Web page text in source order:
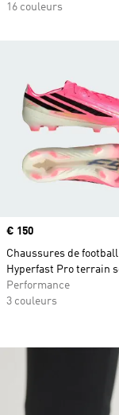
16 couleurs
Prix
€ 150
Chaussures de football
Hyperfast Pro terrain
Performance
3 couleurs